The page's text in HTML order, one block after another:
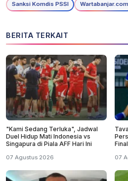
Sanksi Komdis PSSI
Wartabanjar.com
BERITA TERKAIT
"Kami Sedang Terluka", Jadwal
Duel Hidup Mati Indonesia vs
Singapura di Piala AFF Hari Ini
07 Agustus 2026 07